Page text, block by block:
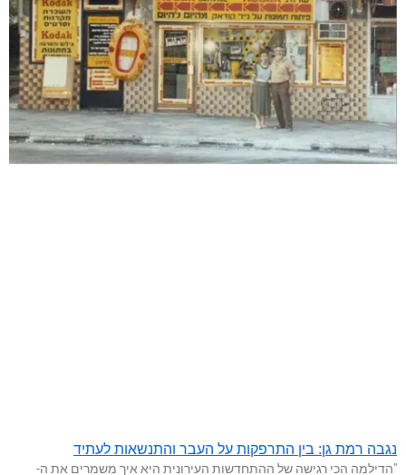
נגבה רמת גן: בין התרפקות על העבר והתנשאות לעתיד
"הדילמה הכי רגישה של ההתחדשות העירונית היא איך משמרים את ה-